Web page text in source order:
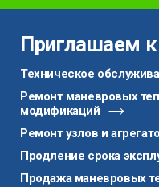
Приглашаем к
Техническое
Ремонт маневровых
модификаций
Ремонт узлов и
Продление срока
Продажа маневровых